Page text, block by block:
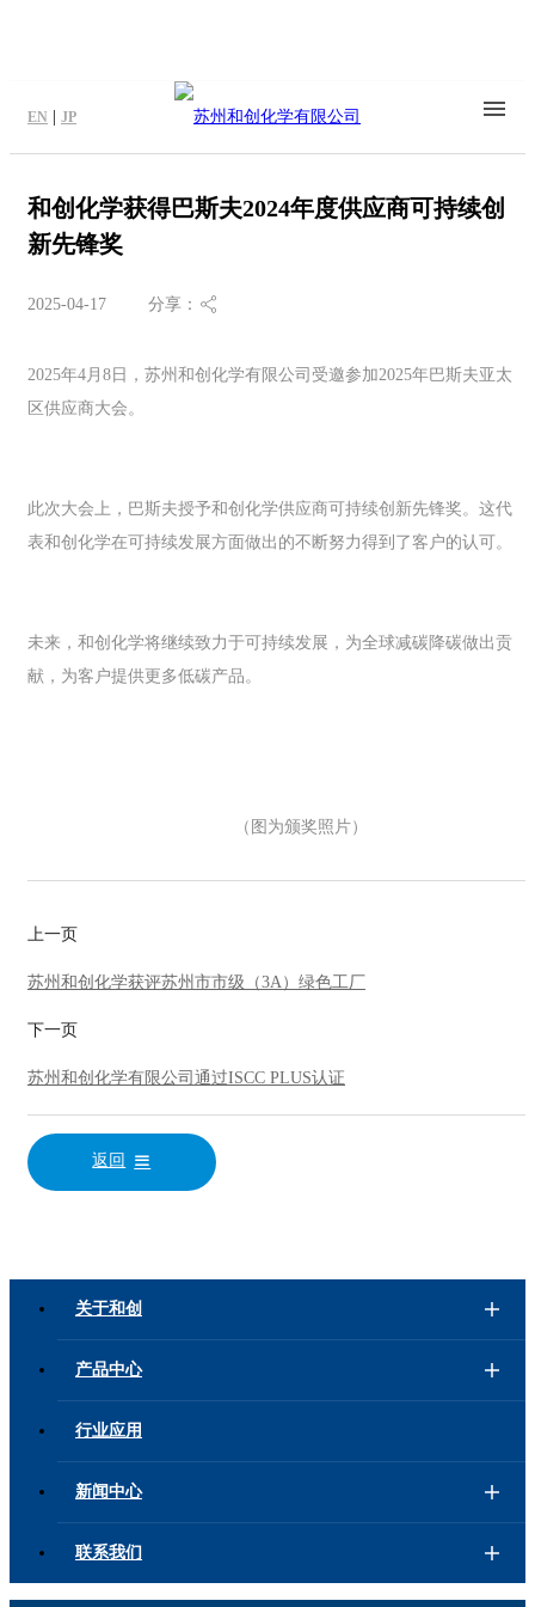
EN JP
和创化学获得巴斯夫2024年度供应商可持续创
新先锋奖
2025-04-17 分享：
2025年4月8日，苏州和创化学有限公司受邀参加2025年巴斯夫亚太
区供应商大会。
此次大会上，巴斯夫授予和创化学供应商可持续创新先锋奖。这代
表和创化学在可持续发展方面做出的不断努力得到了客户的认可。
未来，和创化学将继续致力于可持续发展，为全球减碳降碳做出贡
献，为客户提供更多低碳产品。
（图为颁奖照片）
上一页
苏州和创化学获评苏州市市级（3A）绿色工厂
下一页
苏州和创化学有限公司通过ISCC PLUS认证
返回
关于和创
产品中心
行业应用
新闻中心
联系我们